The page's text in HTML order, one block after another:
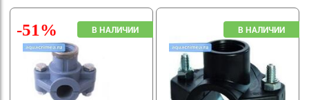
-51%